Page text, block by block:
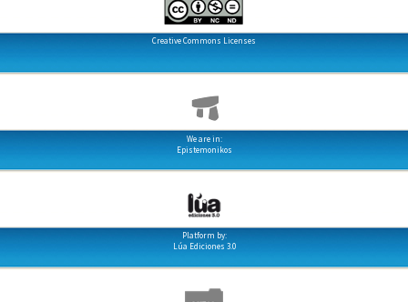
Creative Commons Licenses
We are in:
Epistemonikos
Platform by:
Lúa Ediciones 3.0